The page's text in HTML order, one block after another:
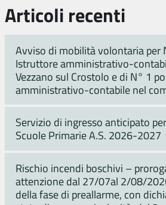
Articoli recenti
Avviso di mobilità volontaria per
Istruttore amministrativo-
Vezzano sul Crostolo e di N° 1
amministrativo-contabile nel
Servizio di ingresso anticipato
Scuole Primarie A.S. 2026-2027
Rischio incendi boschivi –
attenzione dal 27/07al 2/08/
della fase di preallarme, con